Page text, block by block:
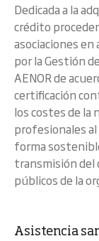
Dedicada a la
crédito
asociaciones
por la Gestión
AENOR de
certificación
los costes de la
profesionales
forma
transmisión del
públicos de la
Asistencia